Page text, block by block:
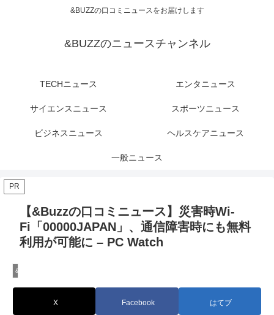
&BUZZの口コミニュースをお届けします
&BUZZのニュースチャンネル
TECHニュース エンタニュース
サイエンスニュース スポーツニュース
ビジネスニュース ヘルスケアニュース
一般ニュース
PR
【&Buzzの口コミニュース】災害時Wi-
Fi「00000JAPAN」、通信障害時にも無料
利用が可能に – PC Watch
&Buzzのビジネスニュース
X Facebook はてブ